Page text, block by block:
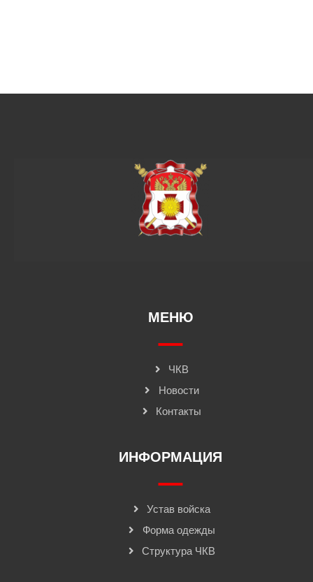
МЕНЮ
ЧКВ
Новости
Контакты
ИНФОРМАЦИЯ
Устав войска
Форма одежды
Структура ЧКВ